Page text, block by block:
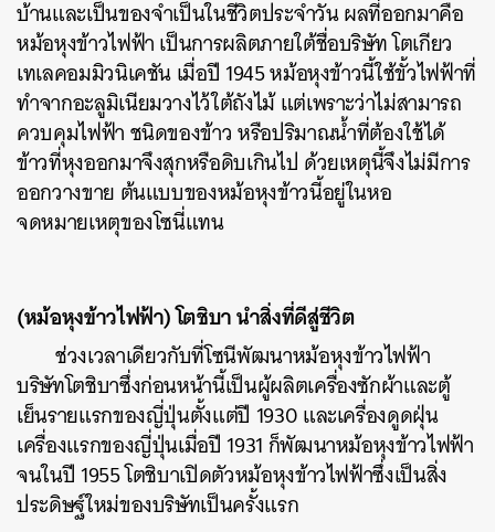
บ้านและเป็นของจำเป็นในชีวิตประจำวัน ผลที่ออกมาคือ
หม้อหุงข้าวไฟฟ้า เป็นการผลิตภายใต้ชื่อบริษัท โตเกียว
เทเลคอมมิวนิเคชัน เมื่อปี 1945 หม้อหุงข้าวนี้ใช้ขั้วไฟฟ้าที่
ทำจากอะลูมิเนียมวางไว้ใต้ถังไม้ แต่เพราะว่าไม่สามารถ
ควบคุมไฟฟ้า ชนิดของข้าว หรือปริมาณน้ำที่ต้องใช้ได้
ข้าวที่หุงออกมาจึงสุกหรือดิบเกินไป ด้วยเหตุนี้จึงไม่มีการ
ออกวางขาย ต้นแบบของหม้อหุงข้าวนี้อยู่ในหอ
จดหมายเหตุของโซนี่แทน
(หม้อหุงข้าวไฟฟ้า) โตชิบา นำสิ่งที่ดีสู่ชีวิต
ช่วงเวลาเดียวกับที่โซนีพัฒนาหม้อหุงข้าวไฟฟ้า
บริษัทโตชิบาซึ่งก่อนหน้านี้เป็นผู้ผลิตเครื่องซักผ้าและตู้
เย็นรายแรกของญี่ปุ่นตั้งแต่ปี 1930 และเครื่องดูดฝุ่น
เครื่องแรกของญี่ปุ่นเมื่อปี 1931 ก็พัฒนาหม้อหุงข้าวไฟฟ้า
จนในปี 1955 โตชิบาเปิดตัวหม้อหุงข้าวไฟฟ้าซึ่งเป็นสิ่ง
ประดิษฐ์ใหม่ของบริษัทเป็นครั้งแรก